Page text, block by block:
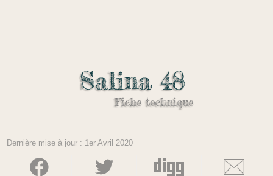
Salina 48
Fiche technique
Dernière mise à jour : 1er Avril 2020